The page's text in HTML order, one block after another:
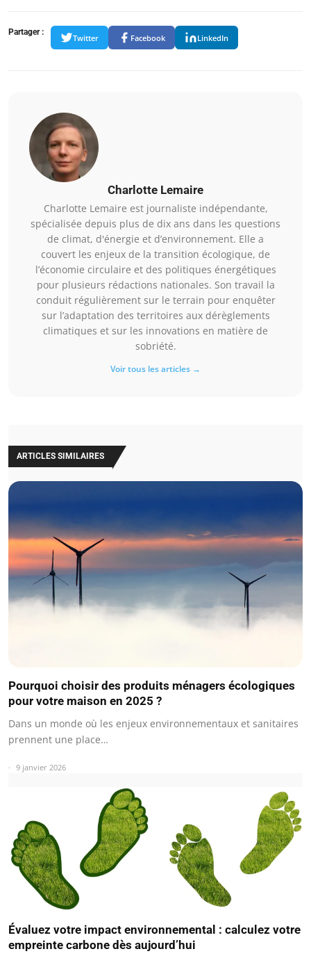
Partager :
Twitter Facebook LinkedIn
Charlotte Lemaire
Charlotte Lemaire est journaliste indépendante,
spécialisée depuis plus de dix ans dans les questions
de climat, d'énergie et d’environnement. Elle a
couvert les enjeux de la transition écologique, de
l’économie circulaire et des politiques énergétiques
pour plusieurs rédactions nationales. Son travail la
conduit régulièrement sur le terrain pour enquêter
sur l’adaptation des territoires aux dérèglements
climatiques et sur les innovations en matière de
sobriété.
Voir tous les articles →
ARTICLES SIMILAIRES
Pourquoi choisir des produits ménagers écologiques
pour votre maison en 2025 ?
Dans un monde où les enjeux environnementaux et sanitaires
prennent une place…
9 janvier 2026
Évaluez votre impact environnemental : calculez votre
empreinte carbone dès aujourd’hui